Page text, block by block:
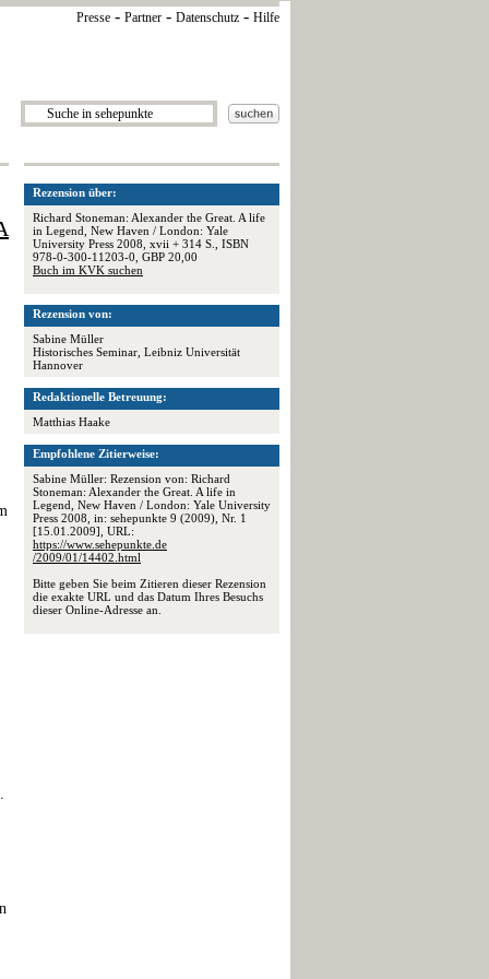
Presse - Partner - Datenschutz - Hilfe
Rezension über:
Richard Stoneman: Alexander the Great. A life
in Legend, New Haven / London: Yale
University Press 2008, xvii + 314 S., ISBN
978-0-300-11203-0, GBP 20,00
Buch im KVK suchen
Rezension von:
Sabine Müller
Historisches Seminar, Leibniz Universität
Hannover
Redaktionelle Betreuung:
Matthias Haake
Empfohlene Zitierweise:
Sabine Müller: Rezension von: Richard
Stoneman: Alexander the Great. A life in
Legend, New Haven / London: Yale University
Press 2008, in: sehepunkte 9 (2009), Nr. 1
[15.01.2009], URL:
https://www.sehepunkte.de
/2009/01/14402.html
Bitte geben Sie beim Zitieren dieser Rezension
die exakte URL und das Datum Ihres Besuchs
dieser Online-Adresse an.